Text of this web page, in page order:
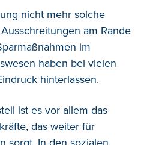
nicht mehr solche
am Rande
im
haben bei vielen
hinterlassen.
ist es vor allem das
das weiter für